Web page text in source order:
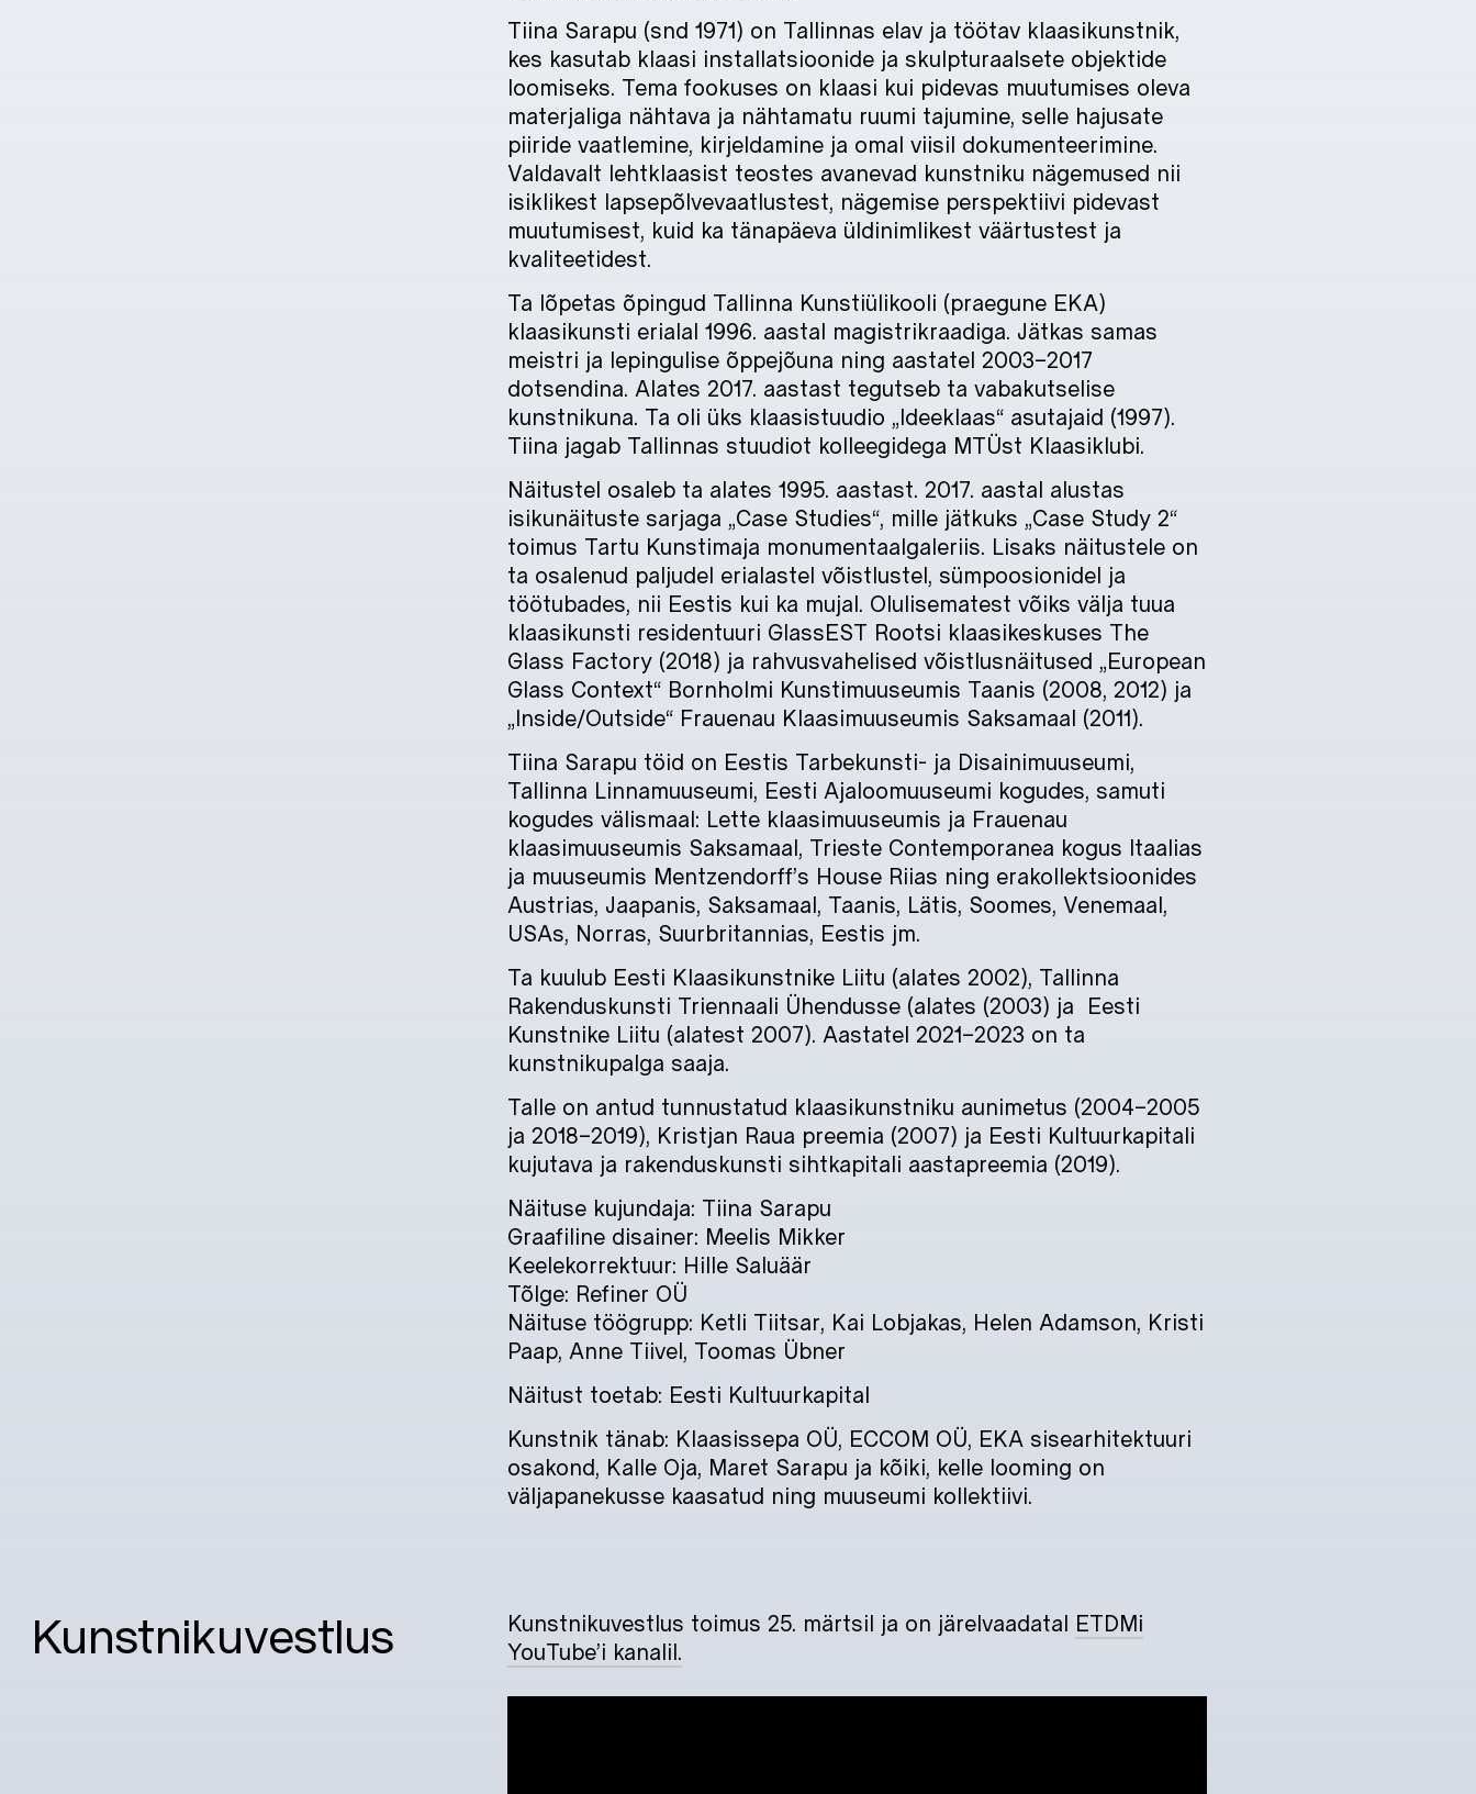
Tiina Sarapu (snd 1971) on Tallinnas elav ja töötav klaasikunstnik,
kes kasutab klaasi installatsioonide ja skulpturaalsete objektide
loomiseks. Tema fookuses on klaasi kui pidevas muutumises oleva
materjaliga nähtava ja nähtamatu ruumi tajumine, selle hajusate
piiride vaatlemine, kirjeldamine ja omal viisil dokumenteerimine.
Valdavalt lehtklaasist teostes avanevad kunstniku nägemused nii
isiklikest lapsepõlvevaatlustest, nägemise perspektiivi pidevast
muutumisest, kuid ka tänapäeva üldinimlikest väärtustest ja
kvaliteetidest.
Ta lõpetas õpingud Tallinna Kunstiülikooli (praegune EKA)
klaasikunsti erialal 1996. aastal magistrikraadiga. Jätkas samas
meistri ja lepingulise õppejõuna ning aastatel 2003–2017
dotsendina. Alates 2017. aastast tegutseb ta vabakutselise
kunstnikuna. Ta oli üks klaasistuudio „Ideeklaas“ asutajaid (1997).
Tiina jagab Tallinnas stuudiot kolleegidega MTÜst Klaasiklubi.
Näitustel osaleb ta alates 1995. aastast. 2017. aastal alustas
isikunäituste sarjaga „Case Studies“, mille jätkuks „Case Study 2“
toimus Tartu Kunstimaja monumentaalgaleriis. Lisaks näitustele on
ta osalenud paljudel erialastel võistlustel, sümpoosionidel ja
töötubades, nii Eestis kui ka mujal. Olulisematest võiks välja tuua
klaasikunsti residentuuri GlassEST Rootsi klaasikeskuses The
Glass Factory (2018) ja rahvusvahelised võistlusnäitused „European
Glass Context“ Bornholmi Kunstimuuseumis Taanis (2008, 2012) ja
„Inside/Outside“ Frauenau Klaasimuuseumis Saksamaal (2011).
Tiina Sarapu töid on Eestis Tarbekunsti- ja Disainimuuseumi,
Tallinna Linnamuuseumi, Eesti Ajaloomuuseumi kogudes, samuti
kogudes välismaal: Lette klaasimuuseumis ja Frauenau
klaasimuuseumis Saksamaal, Trieste Contemporanea kogus Itaalias
ja muuseumis Mentzendorff’s House Riias ning erakollektsioonides
Austrias, Jaapanis, Saksamaal, Taanis, Lätis, Soomes, Venemaal,
USAs, Norras, Suurbritannias, Eestis jm.
Ta kuulub Eesti Klaasikunstnike Liitu (alates 2002), Tallinna
Rakenduskunsti Triennaali Ühendusse (alates (2003) ja Eesti
Kunstnike Liitu (alatest 2007). Aastatel 2021–2023 on ta
kunstnikupalga saaja.
Talle on antud tunnustatud klaasikunstniku aunimetus (2004–2005
ja 2018–2019), Kristjan Raua preemia (2007) ja Eesti Kultuurkapitali
kujutava ja rakenduskunsti sihtkapitali aastapreemia (2019).
Näituse kujundaja: Tiina Sarapu
Graafiline disainer: Meelis Mikker
Keelekorrektuur: Hille Saluäär
Tõlge: Refiner OÜ
Näituse töögrupp: Ketli Tiitsar, Kai Lobjakas, Helen Adamson, Kristi
Paap, Anne Tiivel, Toomas Übner
Näitust toetab: Eesti Kultuurkapital
Kunstnik tänab: Klaasissepa OÜ, ECCOM OÜ, EKA sisearhitektuuri
osakond, Kalle Oja, Maret Sarapu ja kõiki, kelle looming on
väljapanekusse kaasatud ning muuseumi kollektiivi.
Kunstnikuvestlus Kunstnikuvestlus toimus 25. märtsil ja on järelvaadatal ETDMi
YouTube’i kanalil.